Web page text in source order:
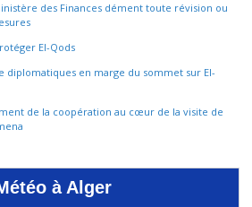
des Finances dément toute révision ou
El-Qods
en marge du sommet sur El-
de la coopération au cœur de la visite de
à Alger